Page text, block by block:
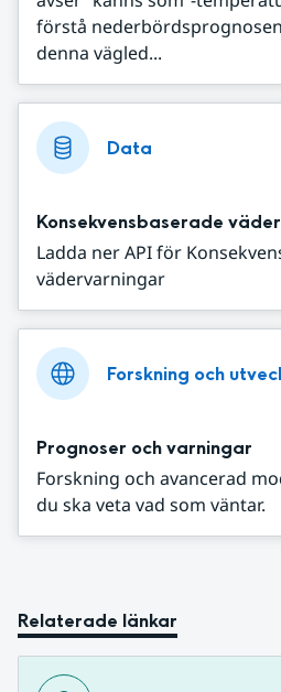
förstå
denna vägled...
Data
Konsekvensbaserade
Ladda ner API för
vädervarningar
Forskning och
Prognoser och varningar
Forskning och avancerad
du ska veta vad som väntar.
Relaterade länkar